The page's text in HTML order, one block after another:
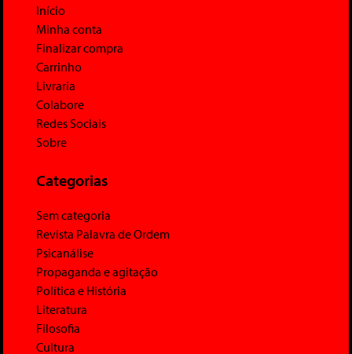
Início
Minha conta
Finalizar compra
Carrinho
Livraria
Colabore
Redes Sociais
Sobre
Categorias
Sem categoria
Revista Palavra de Ordem
Psicanálise
Propaganda e agitação
Política e História
Literatura
Filosofia
Cultura